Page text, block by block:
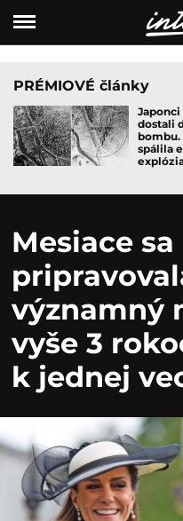
PRÉMIOVÉ články
Japonci
dostali
bombu.
spálila
Mesiace
významný
vyše 3
k jednej